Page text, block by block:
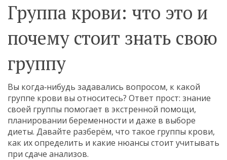
Группа крови: что это и
почему стоит знать свою
группу
Вы когда‑нибудь задавались вопросом, к какой
группе крови вы относитесь? Ответ прост: знание
своей группы помогает в экстренной помощи,
планировании беременности и даже в выборе
диеты. Давайте разберём, что такое группы крови,
как их определить и какие нюансы стоит учитывать
при сдаче анализов.